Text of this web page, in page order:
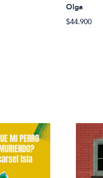
Olga
$44.900